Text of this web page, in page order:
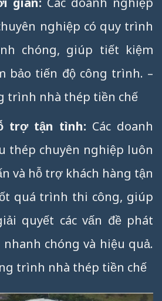
nghiệp có quy trình
chóng, giúp tiết kiệm
bảo tiến độ công trình. –
trình nhà thép tiền chế
trợ tận tình: Các doanh
thép chuyên nghiệp luôn
và hỗ trợ khách hàng tận
quá trình thi công, giúp
quyết các vấn đề phát
nhanh chóng và hiệu quả.
trình nhà thép tiền chế